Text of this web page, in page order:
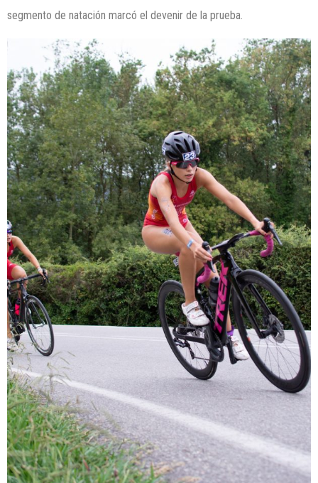
segmento de natación marcó el devenir de la prueba.